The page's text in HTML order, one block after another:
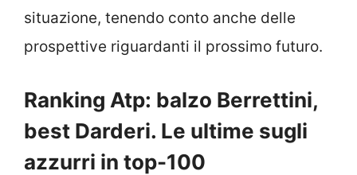
situazione, tenendo conto anche delle
prospettive riguardanti il prossimo futuro.
Ranking Atp: balzo Berrettini,
best Darderi. Le ultime sugli
azzurri in top-100